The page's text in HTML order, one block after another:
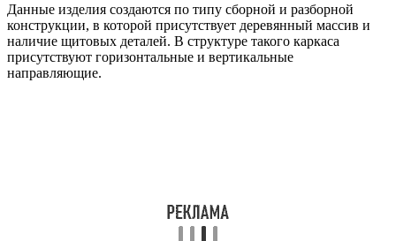
Данные изделия создаются по типу сборной и разборной
конструкции, в которой присутствует деревянный массив и
наличие щитовых деталей. В структуре такого каркаса
присутствуют горизонтальные и вертикальные
направляющие.